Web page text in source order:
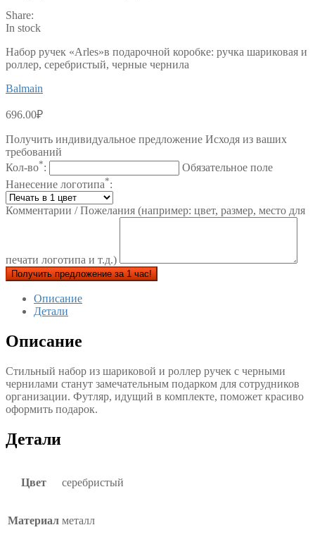
Share:
In stock
Набор ручек «Arles»в подарочной коробке: ручка шариковая и
роллер, серебристый, черные чернила
Balmain
696.00₽
Получить индивидуальное предложение Исходя из ваших
требований
Кол-во*:
Обязательное поле
Нанесение логотипа*:
Комментарии / Пожелания (например: цвет, размер, место для
печати логотипа и т.д.)
Получить предложение за 1 час!
Описание
Детали
Описание
Стильный набор из шариковой и роллер ручек с черными
чернилами станут замечательным подарком для сотрудников
организации. Футляр, идущий в комплекте, поможет красиво
оформить подарок.
Детали
Цвет серебристый
Материал металл